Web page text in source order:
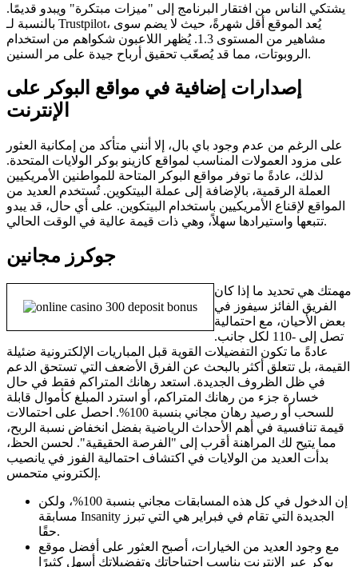
يشتكي الناس من افتقار البرنامج إلى "ميزات مبتكرة" ويبدو قديمًا.
بالنسبة لـ Trustpilot، يُعد الموقع أقل شهرةً، حيث لا يضم سوى
مشاهير من المستوى 1.3. يُظهر اللاعبون شكواهم من استخدام
الروبوتات، مما قد يُصعّب تحقيق أرباح جيدة على مر السنين.
إصدارات إضافية في مواقع البوكر على
الإنترنت
على الرغم من عدم وجود باي بال، إلا أنني متأكد من إمكانية العثور
على مزود العمولات المناسب لمواقع كازينو بوكر الولايات المتحدة.
لذلك، عادةً ما توفر مواقع البوكر المتاحة للمواطنين الأمريكيين
العملة الرقمية، بالإضافة إلى عملة البيتكوين. تُستخدم العديد من
المواقع لإقناع الأمريكيين باستخدام البيتكوين. على أي حال، قد يبدو
تتبعها واستيرادها سهلاً، وهي ذات قيمة عالية في الوقت الحالي.
جوكرز مجانين
مهمتك هي تحديد ما إذا كان
الفريق الفائز سيفوز في
بعض الأحيان، مع احتمالية
تصل إلى -110 لكل جانب.
عادةً ما تكون التفضيلات القوية قبل المباريات الإلكترونية ضئيلة
القيمة، بل تتعلق أكثر بالبحث عن الفرق الأضعف التي تستحق الدعم
في ظل الظروف الجديدة. استعد رهانك المتراكم فقط في حال
خسارة جزء من رهانك المتراكم، أو استرد المبلغ كأموال قابلة
للسحب أو رصيد رهان مجاني بنسبة 100%. احصل على احتمالات
قيمة تنافسية في أهم الأحداث الرياضية بفضل انخفاض نسبة الربح،
مما يتيح لك المراهنة أقرب إلى "الفرصة الحقيقية". لحسن الحظ،
بدأت العديد من الولايات في اكتشاف احتمالية الفوز في يانصيب
إلكتروني متحمس.
إن الدخول في كل هذه المسابقات مجاني بنسبة 100%، ولكن
مسابقة Insanity الجديدة التي تقام في فبراير هي التي تبرز
حقًا.
مع وجود العديد من الخيارات، أصبح العثور على أفضل موقع
بوكر عبر الإنترنت يناسب احتياجاتك وتفضيلاتك أسهل كثيرًا